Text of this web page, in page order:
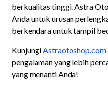
berkualitas tinggi. Astra
Anda untuk urusan
berkendara untuk tampil
Kunjungi Astraotoshop.com
pengalaman yang lebih
yang menanti Anda!